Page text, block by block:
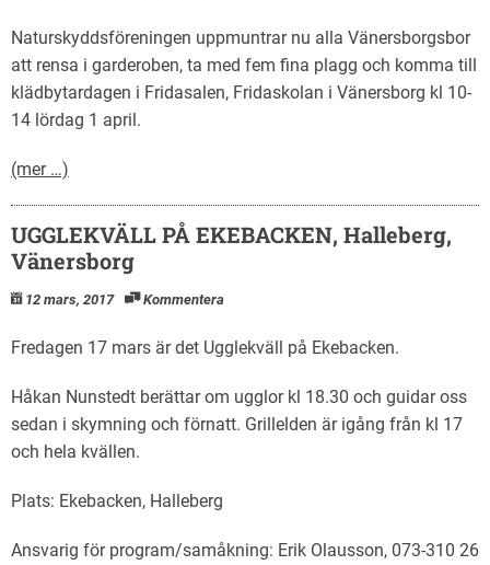
Naturskyddsföreningen uppmuntrar nu alla Vänersborgsbor
att rensa i garderoben, ta med fem fina plagg och komma till
klädbytardagen i Fridasalen, Fridaskolan i Vänersborg kl 10-
14 lördag 1 april.
(mer …)
UGGLEKVÄLL PÅ EKEBACKEN, Halleberg,
Vänersborg
12 mars, 2017 Kommentera
Fredagen 17 mars är det Ugglekväll på Ekebacken.
Håkan Nunstedt berättar om ugglor kl 18.30 och guidar oss
sedan i skymning och förnatt. Grillelden är igång från kl 17
och hela kvällen.
Plats: Ekebacken, Halleberg
Ansvarig för program/samåkning: Erik Olausson, 073-310 26